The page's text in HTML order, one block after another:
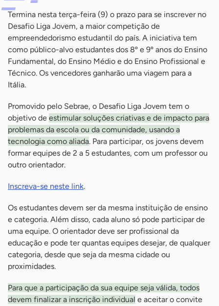
Termina nesta terça-feira (9) o prazo para se inscrever no
Desafio Liga Jovem, a maior competição de
empreendedorismo estudantil do país. A iniciativa tem
como público-alvo estudantes dos 8º e 9º anos do Ensino
Fundamental, do Ensino Médio e do Ensino Profissional e
Técnico. Os vencedores ganharão uma viagem para a
Itália.
Promovido pelo Sebrae, o Desafio Liga Jovem tem o
objetivo de estimular soluções criativas e de impacto para
problemas da escola ou da comunidade, usando a
tecnologia como aliada. Para participar, os jovens devem
formar equipes de 2 a 5 estudantes, com um professor ou
outro orientador.
Inscreva-se neste link.
Os estudantes devem ser da mesma instituição de ensino
e categoria. Além disso, cada aluno só pode participar de
uma equipe. O orientador deve ser profissional da
educação e pode ter quantas equipes desejar, de qualquer
categoria, desde que seja da mesma cidade ou
proximidades.
Para que a participação da sua equipe seja válida, todos
devem finalizar a inscrição individual e aceitar o convite